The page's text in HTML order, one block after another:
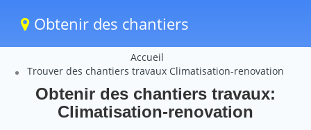
Obtenir des chantiers
Accueil
Trouver des chantiers travaux Climatisation-renovation
Obtenir des chantiers travaux:
Climatisation-renovation